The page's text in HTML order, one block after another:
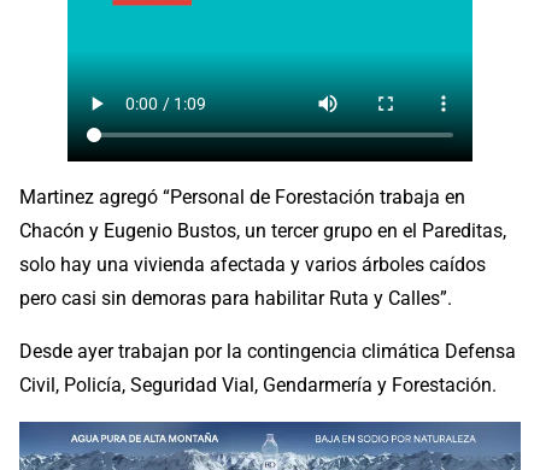
Martinez agregó “Personal de Forestación trabaja en
Chacón y Eugenio Bustos, un tercer grupo en el Pareditas,
solo hay una vivienda afectada y varios árboles caídos
pero casi sin demoras para habilitar Ruta y Calles”.
Desde ayer trabajan por la contingencia climática Defensa
Civil, Policía, Seguridad Vial, Gendarmería y Forestación.